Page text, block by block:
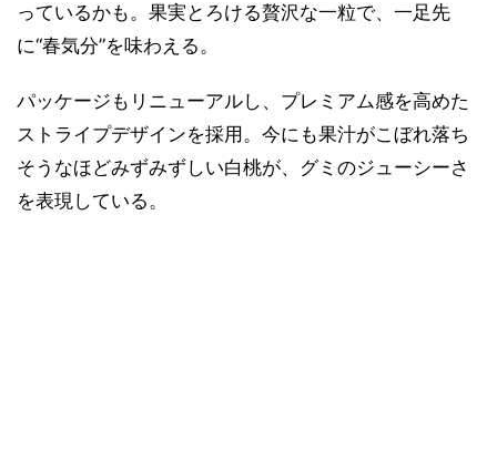
っているかも。果実とろける贅沢な一粒で、一足先
に“春気分”を味わえる。
パッケージもリニューアルし、プレミアム感を高めた
ストライプデザインを採用。今にも果汁がこぼれ落ち
そうなほどみずみずしい白桃が、グミのジューシーさ
を表現している。